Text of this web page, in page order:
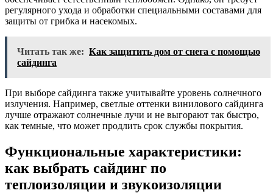
регулярного ухода и обработки специальными составами для
защиты от грибка и насекомых.
Читать так же: Как защитить дом от снега с помощью
сайдинга
При выборе сайдинга также учитывайте уровень солнечного
излучения. Например, светлые оттенки винилового сайдинга
лучше отражают солнечные лучи и не выгорают так быстро,
как темные, что может продлить срок службы покрытия.
Функциональные характеристики:
как выбрать сайдинг по
теплоизоляции и звукоизоляции